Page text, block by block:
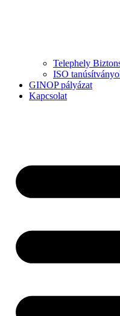
Telephely
ISO
GINOP pályázat
Kapcsolat